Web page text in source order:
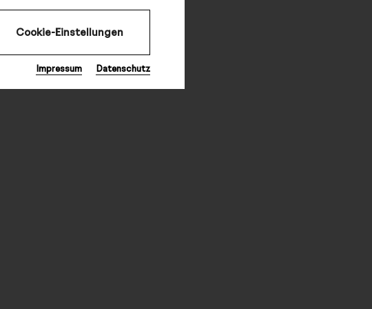
Cookie-Einstellungen
Impressum Datenschutz